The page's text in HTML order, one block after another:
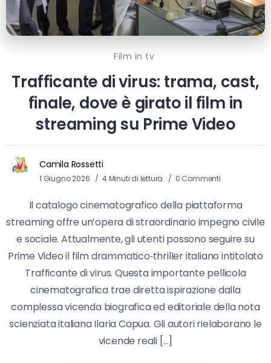
Film in tv
Trafficante di virus: trama, cast,
finale, dove è girato il film in
streaming su Prime Video
Camila Rossetti
1 Giugno 2026 4 Minuti di lettura 0 Commenti
Il catalogo cinematografico della piattaforma
streaming offre un’opera di straordinario impegno civile
e sociale. Attualmente, gli utenti possono seguire su
Prime Video il film drammatico‑thriller italiano intitolato
Trafficante di virus. Questa importante pellicola
cinematografica trae diretta ispirazione dalla
complessa vicenda biografica ed editoriale della nota
scienziata italiana Ilaria Capua. Gli autori rielaborano le
vicende reali […]